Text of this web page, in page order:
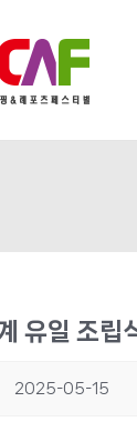
유일 조
2025-05-15